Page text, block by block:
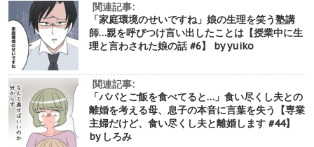
関連記事:
「家庭環境のせいですね」娘の生理を笑う塾講
師…親を呼びつけ言い出したことは【授業中に生
理と言わされた娘の話 #6】 by yuiko
関連記事:
「パパとご飯を食べてると…」食い尽くし夫との
離婚を考える母、息子の本音に言葉を失う【専業
主婦だけど、食い尽くし夫と離婚します #44】
by しろみ